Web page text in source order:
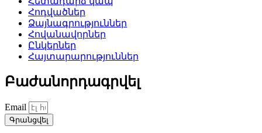
Հոդվածներ
Ձայնագրություններ
Հովանավորներ
Ընկերներ
Հայտարարություններ
Բաժանորդագրվել
Email
Գրանցվել